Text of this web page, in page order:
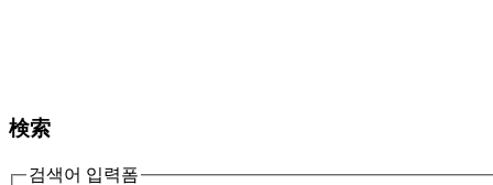
検索
검색어 입력폼